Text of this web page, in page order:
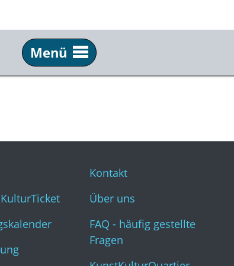
Menü
Service
MuseumszeitungKontakt
Über uns
FAQ - häufig gestellte
Fragen